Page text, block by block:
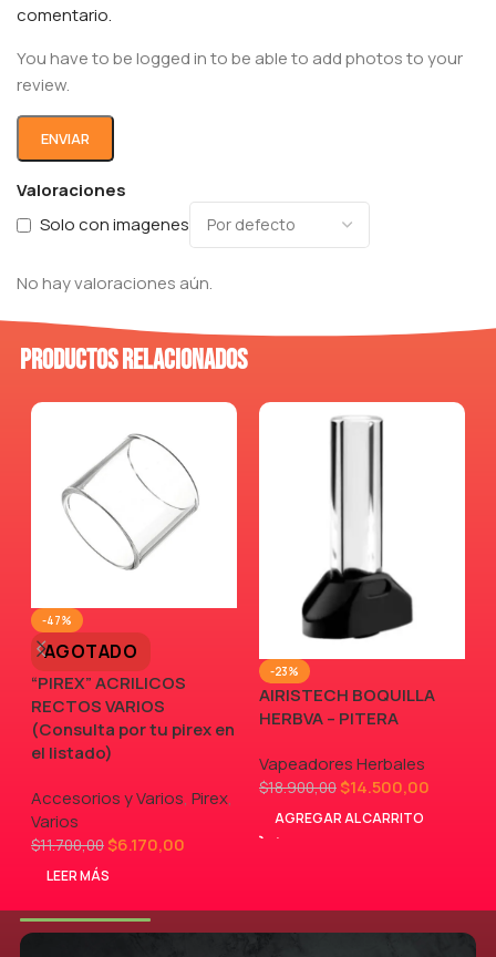
Valoraciones
Solo con imagenes
No hay valoraciones aún.
comentario.
You have to be logged in to be able to add photos to your
review.
Productos relacionados
-47%
AGOTADO
“PIREX” ACRILICOS
RECTOS VARIOS
(Consulta por tu pirex en
el listado)
Accesorios y Varios, Pirex,
Varios
$11.700,00$6.170,00
LEER MÁS
-23%
AIRISTECH BOQUILLA
HERBVA – PITERA
Vapeadores Herbales
$18.900,00$14.500,00
AGREGAR AL CARRITO